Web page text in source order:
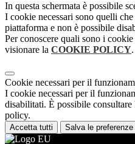
In questa schermata è possibile
I cookie necessari sono quelli
piattaforma e non è possibile
Per conoscere quali sono i
visionare la COOKIE POLICY.
Cookie necessari per il
I cookie necessari per il
disabilitati. È possibile
policy.
Accetta tutti Salva le preferenze